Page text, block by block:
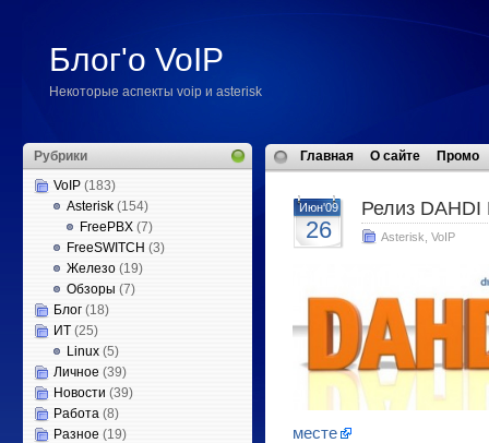
Блог'о VoIP
Некоторые аспекты voip и asterisk
Рубрики
VoIP (183)
Asterisk (154)
FreePBX (7)
FreeSWITCH (3)
Железо (19)
Обзоры (7)
Блог (18)
ИТ (25)
Linux (5)
Личное (39)
Новости (39)
Работа (8)
Разное (19)
Главная О сайте Промо
Июн'09
26
Релиз DAHDI
Asterisk VoIP
месте